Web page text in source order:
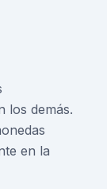
los demás.
en la